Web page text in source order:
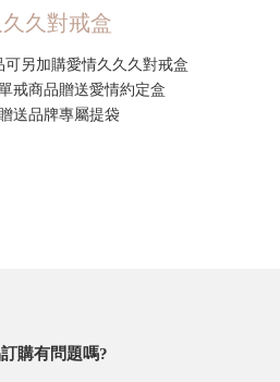
久對戒盒
另加購愛情久久久對戒盒
戒商品贈送愛情約定盒
送品牌專屬提袋
購有問題嗎?